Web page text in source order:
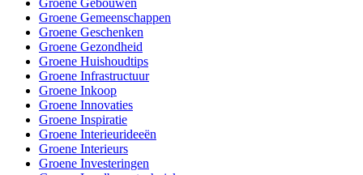
Groene Gebouwen
Groene Gemeenschappen
Groene Geschenken
Groene Gezondheid
Groene Huishoudtips
Groene Infrastructuur
Groene Inkoop
Groene Innovaties
Groene Inspiratie
Groene Interieurideeën
Groene Interieurs
Groene Investeringen